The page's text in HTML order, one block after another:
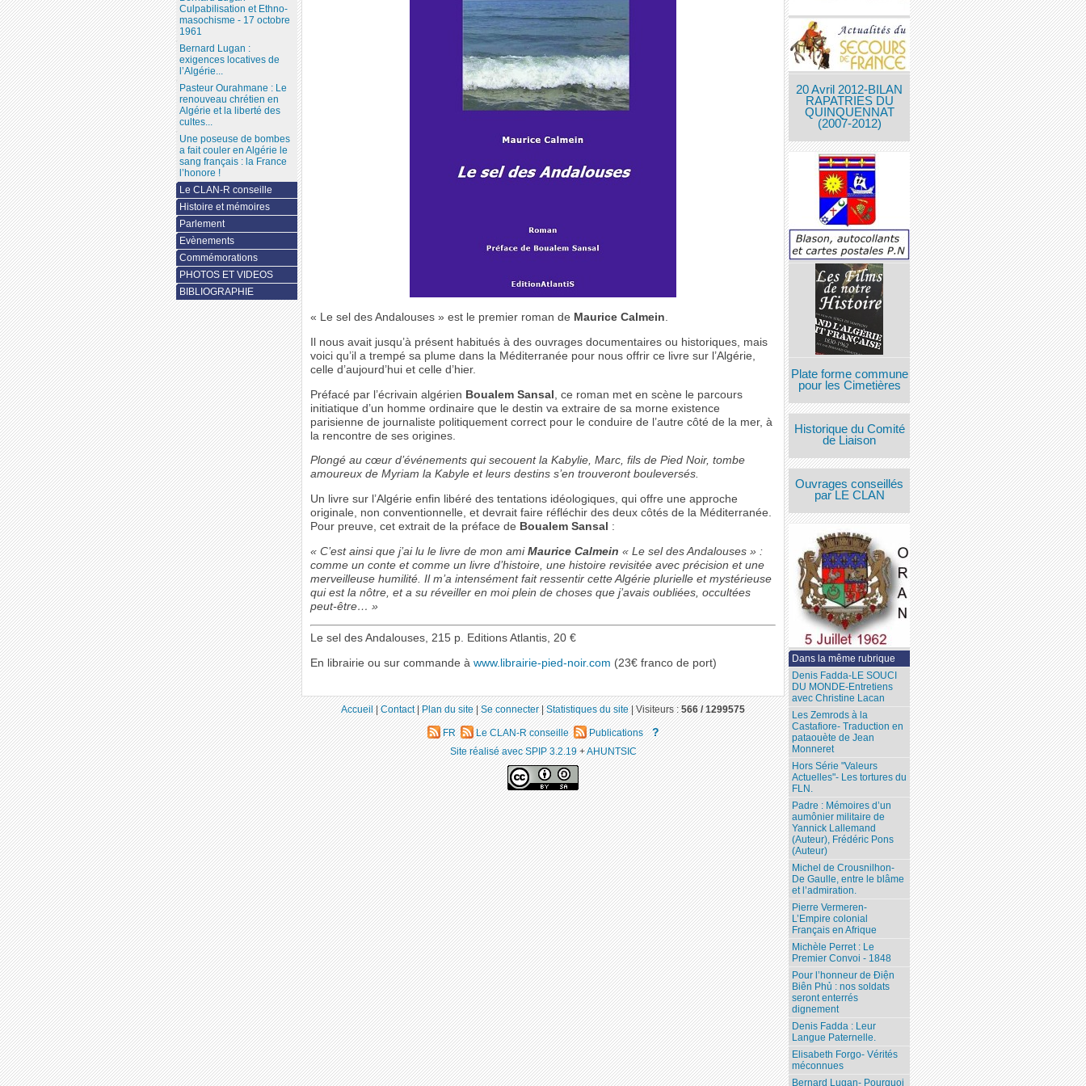
« Le sel des Andalouses » est le premier roman de Maurice Calmein.
Il nous avait jusqu’à présent habitués à des ouvrages documentaires ou historiques, mais
voici qu’il a trempé sa plume dans la Méditerranée pour nous offrir ce livre sur l’Algérie,
celle d’aujourd’hui et celle d’hier.
Préfacé par l’écrivain algérien Boualem Sansal , ce roman met en scène le parcours
initiatique d’un homme ordinaire que le destin va extraire de sa morne existence
parisienne de journaliste politiquement correct pour le conduire de l’autre côté de la mer, à
la rencontre de ses origines.
Plongé au cœur d’événements qui secouent la Kabylie, Marc, fils de Pied Noir, tombe
amoureux de Myriam la Kabyle et leurs destins s’en trouveront bouleversés.
Un livre sur l’Algérie enfin libéré des tentations idéologiques, qui offre une approche
originale, non conventionnelle, et devrait faire réfléchir des deux côtés de la Méditerranée.
Pour preuve, cet extrait de la préface de Boualem Sansal :
« C’est ainsi que j’ai lu le livre de mon ami Maurice Calmein « Le sel des Andalouses » :
comme un conte et comme un livre d’histoire, une histoire revisitée avec précision et une
merveilleuse humilité. Il m’a intensément fait ressentir cette Algérie plurielle et mystérieuse
qui est la nôtre, et a su réveiller en moi plein de choses que j’avais oubliées, occultées
peut-être… »
Le sel des Andalouses, 215 p. Editions Atlantis, 20 €
En librairie ou sur commande à www.librairie-pied-noir.com (23€ franco de port)
20 Avril 2012-BILAN
RAPATRIES DU
QUINQUENNAT
(2007-2012)
Plate forme commune
pour les Cimetières
Historique du Comité
de Liaison
Ouvrages conseillés
par LE CLAN
Dans la même rubrique
Denis Fadda-LE SOUCI
DU MONDE-Entretiens
avec Christine Lacan
Les Zemrods à la
Castafiore- Traduction en
pataouète de Jean
Monneret
Hors Série "Valeurs
Actuelles"- Les tortures du
FLN.
Padre : Mémoires d’un
aumônier militaire de
Yannick Lallemand
(Auteur), Frédéric Pons
(Auteur)
Michel de Crousnilhon-
De Gaulle, entre le blâme
et l’admiration.
Pierre Vermeren-
L’Empire colonial
Français en Afrique
Michèle Perret : Le
Premier Convoi - 1848
Pour l’honneur de Ðiện
Biên Phủ : nos soldats
seront enterrés
dignement
Denis Fadda : Leur
Langue Paternelle.
Elisabeth Forgo- Vérités
méconnues
Bernard Lugan- Pourquoi
Culpabilisation et Ethno-
masochisme - 17 octobre
1961
Bernard Lugan :
exigences locatives de
l’Algérie...
Pasteur Ourahmane : Le
renouveau chrétien en
Algérie et la liberté des
cultes...
Une poseuse de bombes
a fait couler en Algérie le
sang français : la France
l’honore !
Le CLAN-R conseille
Histoire et mémoires
Parlement
Evènements
Commémorations
PHOTOS ET VIDEOS
BIBLIOGRAPHIE
Accueil|Contact|Plan du site|Se connecter|Statistiques du site|Visiteurs :566 / 1299575
FR Le CLAN-R conseille Publications ?
Site réalisé avec SPIP 3.2.19+AHUNTSIC